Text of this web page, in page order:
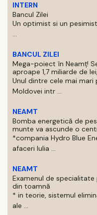
INTERN
Bancul Zilei
Un optimist si un
...
BANCUL ZILEI
Mega-poiect în Neamț!
aproape 1,7 miliarde de
Unul dintre cele mai
Moldovei intr ...
NEAMT
Bomba energetică de
munte va ascunde o
*compania Hydro Blue
afaceri Iulia ...
NEAMT
Examenul de
din toamnă
* in teorie, sistemul
ale ...